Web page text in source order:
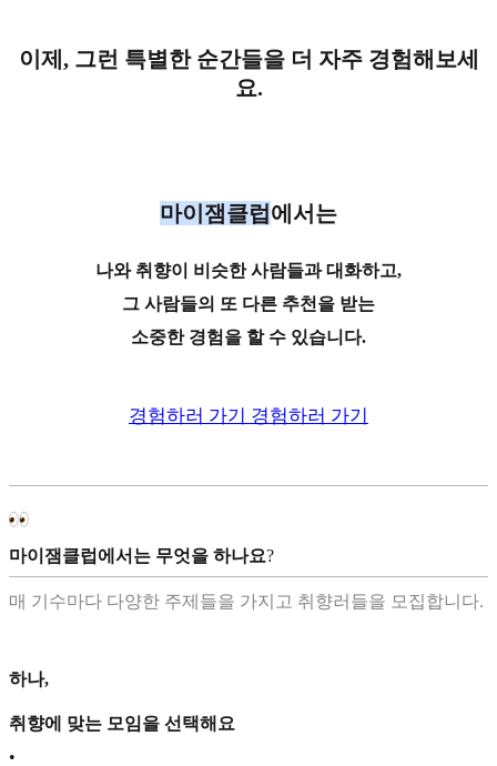
이제, 그런 특별한 순간들을 더 자주 경험해보세
요.
마이잼클럽 에서는
나와 취향이 비슷한 사람들과 대화하고,
그 사람들의 또 다른 추천을 받는
소중한 경험을 할 수 있습니다.
경험하러 가기 경험하러 가기
마이잼클럽에서는 무엇을 하나요?
매 기수마다 다양한 주제들을 가지고 취향러들을 모집합니다.
하나,
취향에 맞는 모임을 선택해요
•